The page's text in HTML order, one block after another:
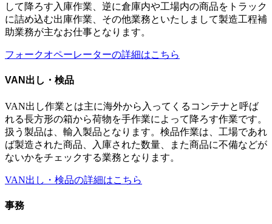
して降ろす入庫作業、逆に倉庫内や工場内の商品をトラック
に詰め込む出庫作業、その他業務といたしまして製造工程補
助業務が主なお仕事となります。
フォークオペーレーターの詳細はこちら
VAN出し・検品
VAN出し作業とは主に海外から入ってくるコンテナと呼ば
れる長方形の箱から荷物を手作業によって降ろす作業です。
扱う製品は、輸入製品となります。検品作業は、工場であれ
ば製造された商品、入庫された数量、また商品に不備などが
ないかをチェックする業務となります。
VAN出し・検品の詳細はこちら
事務